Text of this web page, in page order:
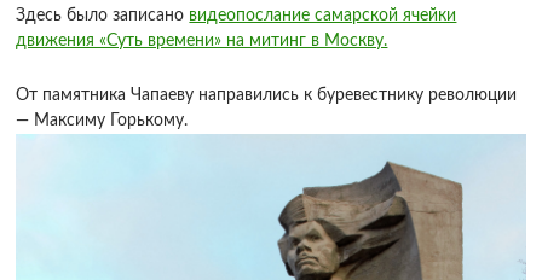
Здесь было записано видеопослание самарской ячейки
движения «Суть времени» на митинг в Москву.
От памятника Чапаеву направились к буревестнику революции
— Максиму Горькому.